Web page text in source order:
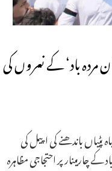
مردہ باد‘ کے نعروں کی
باندھنے کی اپیل کی
چارمینار پر احتجاجی مظاہرہ